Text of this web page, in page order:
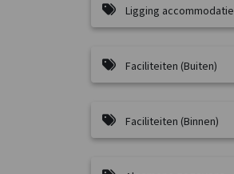
Ligging accommodatie
Faciliteiten (Buiten)
Faciliteiten (Binnen)